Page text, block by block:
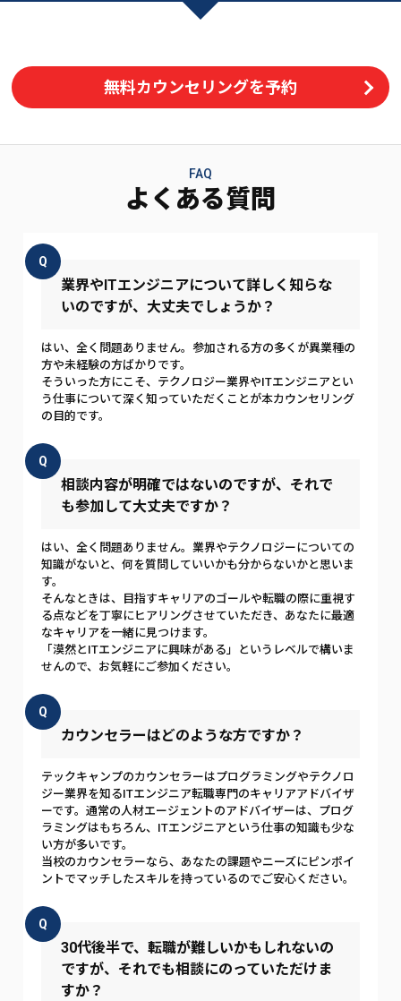
無料カウンセリングを予約
FAQ
よくある質問
Q
業界やITエンジニアについて詳しく知らな
いのですが、大丈夫でしょうか？
はい、全く問題ありません。参加される方の多くが異業種の
方や未経験の方ばかりです。
そういった方にこそ、テクノロジー業界やITエンジニアとい
う仕事について深く知っていただくことが本カウンセリング
の目的です。
Q
相談内容が明確ではないのですが、それで
も参加して大丈夫ですか？
はい、全く問題ありません。業界やテクノロジーについての
知識がないと、何を質問していいかも分からないかと思いま
す。
そんなときは、目指すキャリアのゴールや転職の際に重視す
る点などを丁寧にヒアリングさせていただき、あなたに最適
なキャリアを一緒に見つけます。
「漠然とITエンジニアに興味がある」というレベルで構いま
せんので、お気軽にご参加ください。
Q
カウンセラーはどのような方ですか？
テックキャンプのカウンセラーはプログラミングやテクノロ
ジー業界を知るITエンジニア転職専門のキャリアアドバイザ
ーです。通常の人材エージェントのアドバイザーは、プログ
ラミングはもちろん、ITエンジニアという仕事の知識も少な
い方が多いです。
当校のカウンセラーなら、あなたの課題やニーズにピンポイ
ントでマッチしたスキルを持っているのでご安心ください。
Q
30代後半で、転職が難しいかもしれないの
ですが、それでも相談にのっていただけま
すか？